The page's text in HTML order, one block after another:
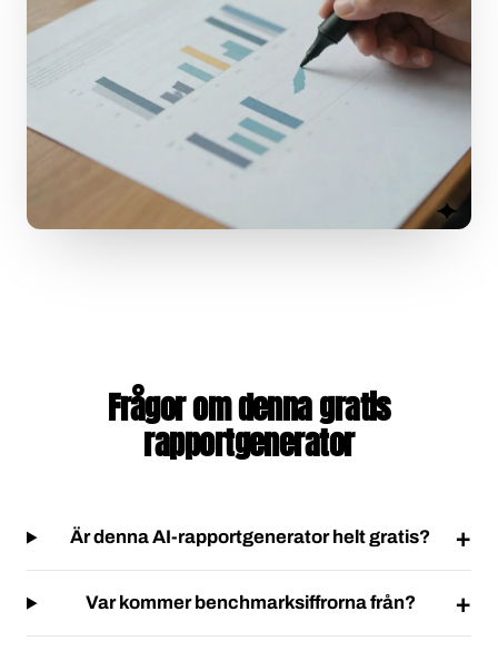
Frågor om denna gratis
rapportgenerator
Är denna AI-rapportgenerator helt gratis?
Var kommer benchmarksiffrorna från?